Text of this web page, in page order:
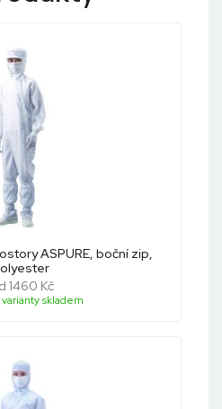
ASPURE, boční zip,
1460 Kč
skladem